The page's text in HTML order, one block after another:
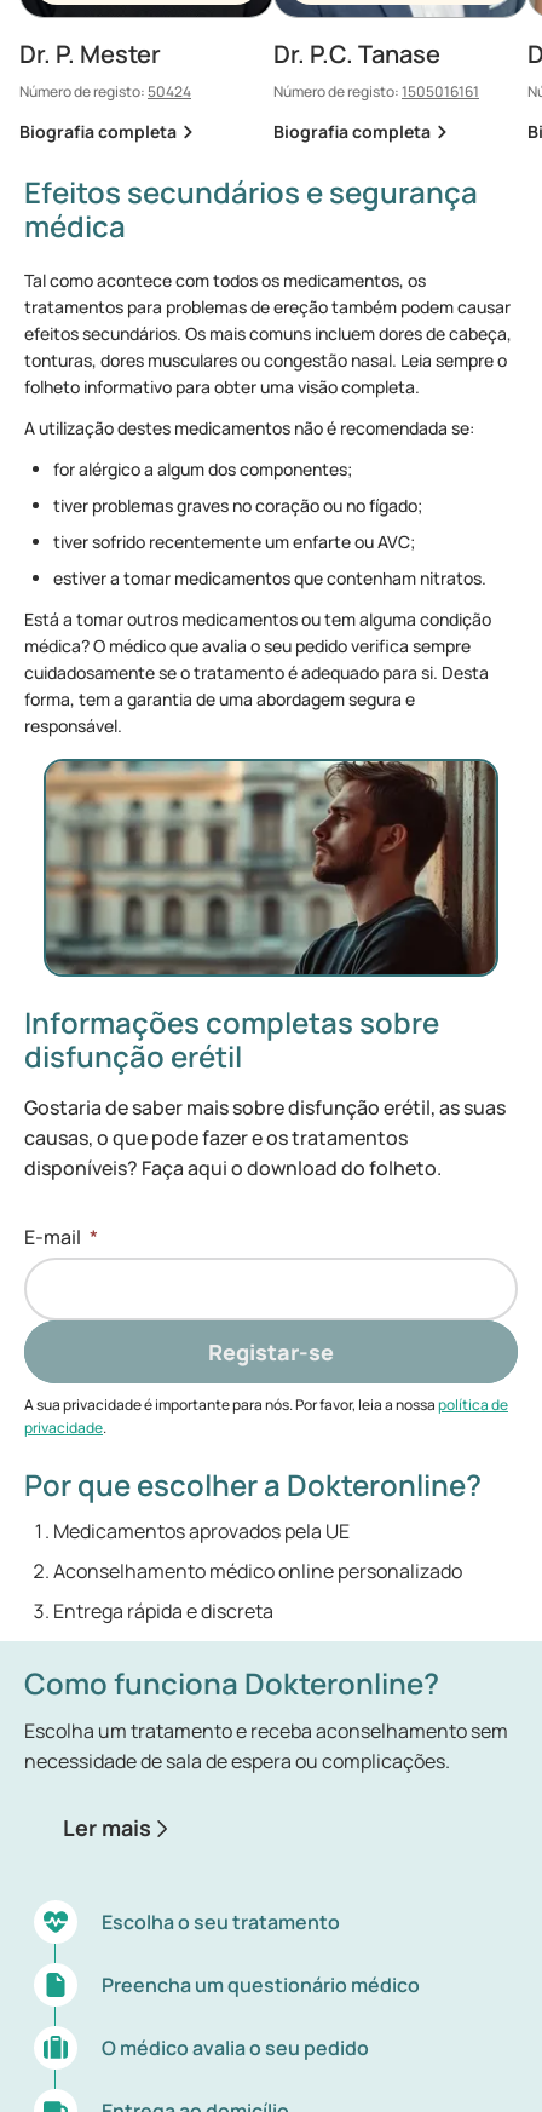
Dr. P. Mester
Número de registo:50424
Biografia completa
Dr. P.C. Tanase
Número de registo:1505016161
Biografia completa
Efeitos secundários e segurança
médica
Tal como acontece com todos os medicamentos, os
tratamentos para problemas de ereção também podem causar
efeitos secundários. Os mais comuns incluem dores de cabeça,
tonturas, dores musculares ou congestão nasal. Leia sempre o
folheto informativo para obter uma visão completa.
A utilização destes medicamentos não é recomendada se:
for alérgico a algum dos componentes;
tiver problemas graves no coração ou no fígado;
tiver sofrido recentemente um enfarte ou AVC;
estiver a tomar medicamentos que contenham nitratos.
Está a tomar outros medicamentos ou tem alguma condição
médica? O médico que avalia o seu pedido verifica sempre
cuidadosamente se o tratamento é adequado para si. Desta
forma, tem a garantia de uma abordagem segura e
responsável.
Informações completas sobre
disfunção erétil
Gostaria de saber mais sobre disfunção erétil, as suas
causas, o que pode fazer e os tratamentos
disponíveis? Faça aqui o download do folheto.
E-mail *
Registar-se
A sua privacidade é importante para nós. Por favor, leia a nossapolítica de
privacidade.
Por que escolher a Dokteronline?
Medicamentos aprovados pela UE
Aconselhamento médico online personalizado
Entrega rápida e discreta
Como funciona Dokteronline?
Escolha um tratamento e receba aconselhamento sem
necessidade de sala de espera ou complicações.
Ler mais
Escolha o seu tratamento
Preencha um questionário médico
O médico avalia o seu pedido